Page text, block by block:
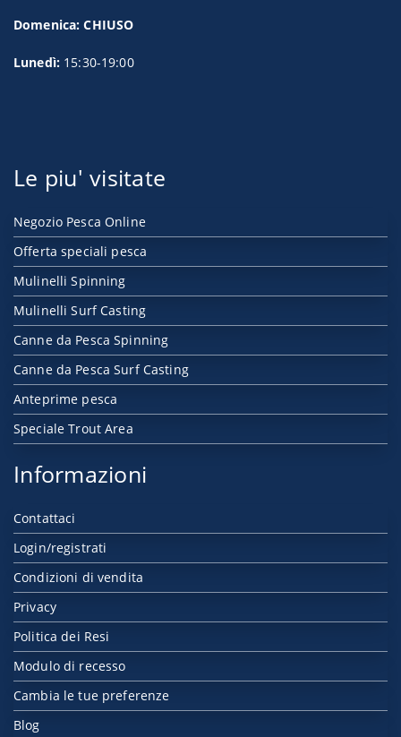
Domenica: CHIUSO
Lunedì: 15:30-19:00
Le piu' visitate
Negozio Pesca Online
Offerta speciali pesca
Mulinelli Spinning
Mulinelli Surf Casting
Canne da Pesca Spinning
Canne da Pesca Surf Casting
Anteprime pesca
Speciale Trout Area
Informazioni
Contattaci
Login/registrati
Condizioni di vendita
Privacy
Politica dei Resi
Modulo di recesso
Cambia le tue preferenze
Blog